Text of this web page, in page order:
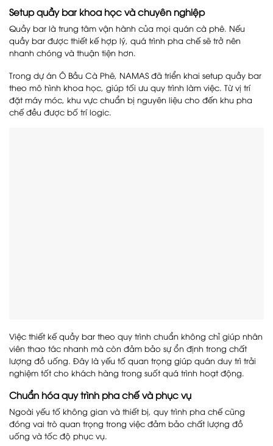
Setup quầy bar khoa học và chuyên nghiệp
Quầy bar là trung tâm vận hành của mọi quán cà phê. Nếu
quầy bar được thiết kế hợp lý, quá trình pha chế sẽ trở nên
nhanh chóng và thuận tiện hơn.
Trong dự án Ô Bầu Cà Phê, NAMAS đã triển khai setup quầy bar
theo mô hình khoa học, giúp tối ưu quy trình làm việc. Từ vị trí
đặt máy móc, khu vực chuẩn bị nguyên liệu cho đến khu pha
chế đều được bố trí logic.
Việc thiết kế quầy bar theo quy trình chuẩn không chỉ giúp nhân
viên thao tác nhanh mà còn đảm bảo sự ổn định trong chất
lượng đồ uống. Đây là yếu tố quan trọng giúp quán duy trì trải
nghiệm tốt cho khách hàng trong suốt quá trình hoạt động.
Chuẩn hóa quy trình pha chế và phục vụ
Ngoài yếu tố không gian và thiết bị, quy trình pha chế cũng
đóng vai trò quan trọng trong việc đảm bảo chất lượng đồ
uống và tốc độ phục vụ.